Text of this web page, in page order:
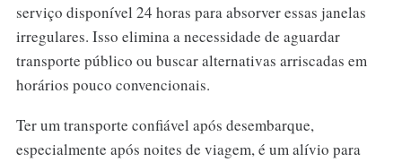
serviço disponível 24 horas para absorver essas janelas
irregulares. Isso elimina a necessidade de aguardar
transporte público ou buscar alternativas arriscadas em
horários pouco convencionais.
Ter um transporte confiável após desembarque,
especialmente após noites de viagem, é um alívio para